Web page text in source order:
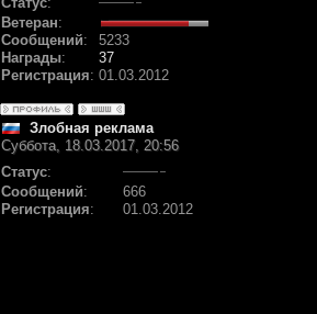
Ветеран:
Сообщений:
5233
Награды:
37
Регистрация: 01.03.2012
Злобная реклама
Суббота, 18.03.2017, 20:56
Статус:
Сообщений:
666
Регистрация: 01.03.2012